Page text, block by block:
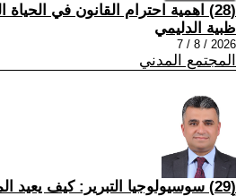
(28) اهمية احترام القانون في الحياة اليومية
ظبية الدليمي
2026 / 8 / 7
المجتمع المدني
(29) سوسيولوجيا التبرير: كيف يعيد